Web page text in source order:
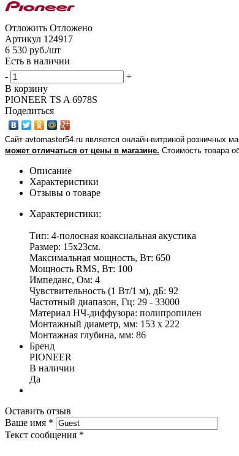
Отложить Отложено
Артикул 124917
6 530 руб./шт
Есть в наличии
-
+
В корзину
PIONEER TS A 6978S
Поделиться
Сайт avtomaster54.ru является онлайн-витриной розничных
может отличаться от цены в магазине. Стоимость товара
Описание
Характеристики
Отзывы о товаре
Характеристики:
Тип: 4-полосная коаксиальная акустика
Размер: 15x23см.
Максимальная мощность, Вт: 650
Мощность RMS, Вт: 100
Импеданс, Ом: 4
Чувствительность (1 Вт/1 м), дБ: 92
Частотный диапазон, Гц: 29 - 33000
Материал НЧ-диффузора: полипропилен
Монтажный диаметр, мм: 153 x 222
Монтажная глубина, мм: 86
Бренд
PIONEER
В наличии
Да
Оставить отзыв
Ваше имя *
Текст сообщения *